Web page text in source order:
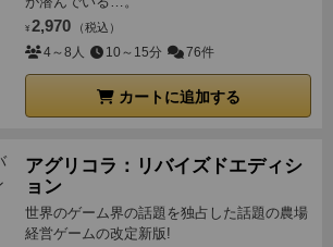
¥ 2,970 （税込）
4～8人 10～15分 76件
カートに追加する
アグリコラ：リバイズドエディシ
ョン
世界のゲーム界の話題を独占した話題の農場
経営ゲームの改定新版!